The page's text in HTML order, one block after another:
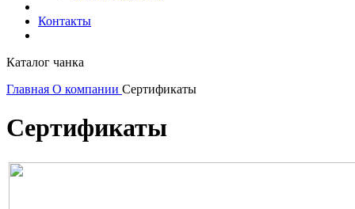
Контакты
Каталог чанка
Главная О компании Сертификаты
Сертификаты